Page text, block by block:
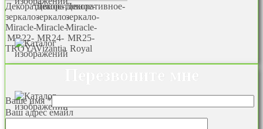
Декоративное-
зеркало-
Miracle-
MR22-
TROYA
Декоративное-
зеркало-
Miracle-
MR24-
Vizantia
Декоративное-
зеркало-
Miracle-
MR25-
Royal
Ваше имя *
Ваш адрес емайл